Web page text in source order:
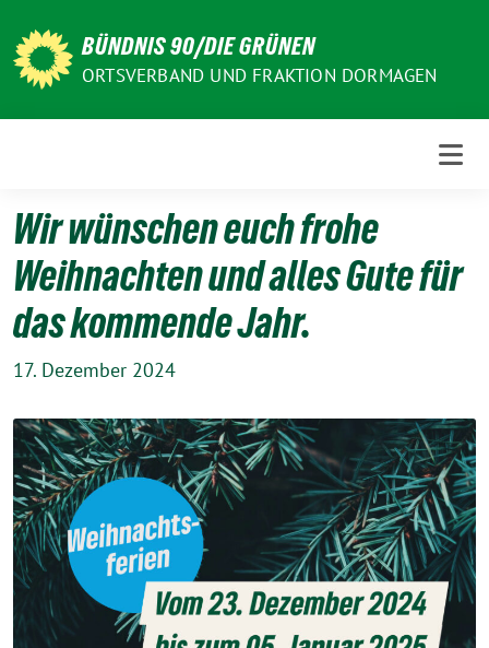
zum
Inhalt
BÜNDNIS 90/DIE GRÜNEN
ORTSVERBAND UND FRAKTION DORMAGEN
Wir wünschen euch frohe
Weihnachten und alles Gute für
das kommende Jahr.
17. Dezember 2024